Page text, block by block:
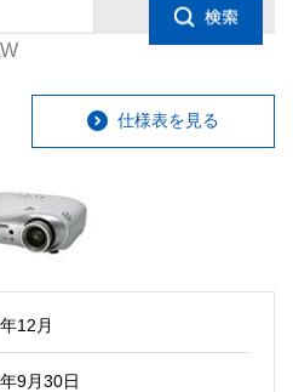
仕様表を見る
12月
9月30日